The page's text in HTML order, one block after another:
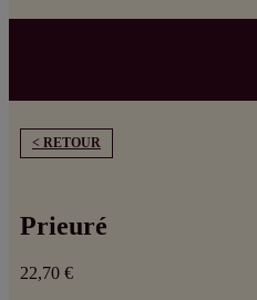
< RETOUR
Prieuré
22,70 €